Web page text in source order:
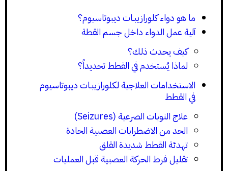
ما هو دواء كلورازيبـات ديبوتاسيوم؟
آلية عمل الدواء داخل جسم القطة
كيف يحدث ذلك؟
لماذا يُستخدم في القطط تحديداً؟
الاستخدامات العلاجية لكلورازيبـات ديبوتاسيوم
في القطط
علاج النوبات الصرعية (Seizures)
الحد من الاضطرابات العصبية الحادة
تهدئة القطط شديدة القلق
تقليل فرط الحركة العصبية قبل العمليات